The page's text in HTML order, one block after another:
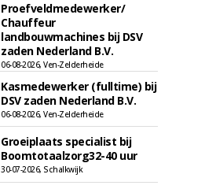
Proefveldmedewerker/
Chauffeur
landbouwmachines bij DSV
zaden Nederland B.V.
06-08-2026, Ven-Zelderheide
Kasmedewerker (fulltime) bij
DSV zaden Nederland B.V.
06-08-2026, Ven-Zelderheide
Groeiplaats specialist bij
Boomtotaalzorg32-40 uur
30-07-2026, Schalkwijk